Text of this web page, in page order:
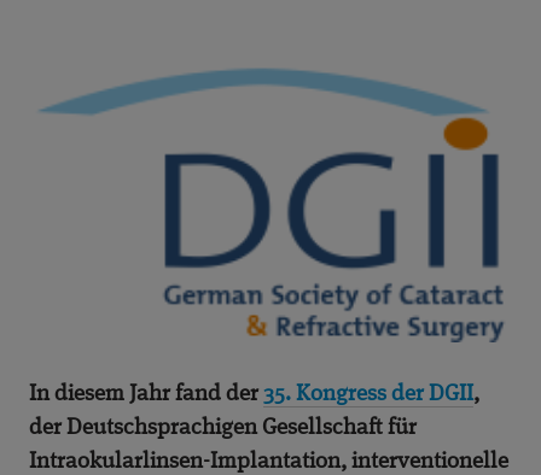
In diesem Jahr fand der 35. Kongress der DGII,
der Deutschsprachigen Gesellschaft für
Intraokularlinsen-Implantation, interventionelle